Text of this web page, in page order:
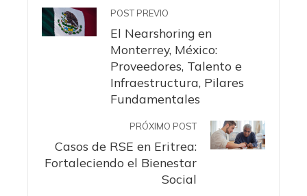
POST PREVIO
El Nearshoring en
Monterrey, México:
Proveedores, Talento e
Infraestructura, Pilares
Fundamentales
PRÓXIMO POST
Casos de RSE en Eritrea:
Fortaleciendo el Bienestar
Social